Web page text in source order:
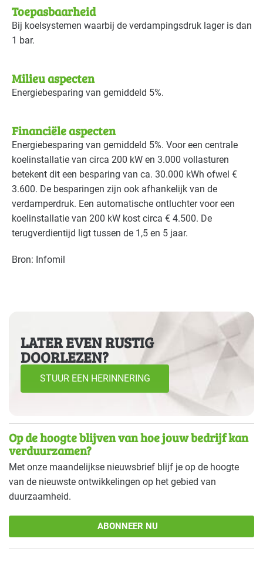
Toepasbaarheid
Bij koelsystemen waarbij de verdampingsdruk lager is dan
1 bar.
Milieu aspecten
Energiebesparing van gemiddeld 5%.
Financiële aspecten
Energiebesparing van gemiddeld 5%. Voor een centrale
koelinstallatie van circa 200 kW en 3.000 vollasturen
betekent dit een besparing van ca. 30.000 kWh ofwel €
3.600. De besparingen zijn ook afhankelijk van de
verdamperdruk. Een automatische ontluchter voor een
koelinstallatie van 200 kW kost circa € 4.500. De
terugverdientijd ligt tussen de 1,5 en 5 jaar.
Bron: Infomil
LATER EVEN RUSTIG
DOORLEZEN?
STUUR EEN HERINNERING
Op de hoogte blijven van hoe jouw bedrijf kan
verduurzamen?
Met onze maandelijkse nieuwsbrief blijf je op de hoogte
van de nieuwste ontwikkelingen op het gebied van
duurzaamheid.
ABONNEER NU